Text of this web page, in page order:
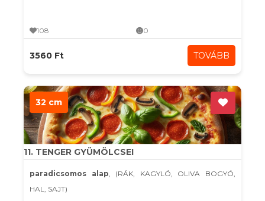
108 0
3560 Ft TOVÁBB
32 cm
11. TENGER GYÜMÖLCSEI
paradicsomos alap, (RÁK, KAGYLÓ, OLIVA BOGYÓ,
HAL, SAJT)